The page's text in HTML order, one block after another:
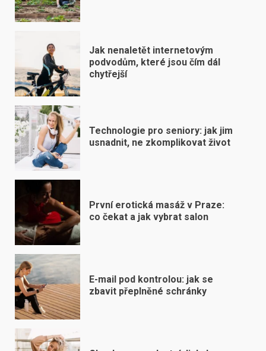
Jak nenaletět internetovým
podvodům, které jsou čím dál
chytřejší
Technologie pro seniory: jak jim
usnadnit, ne zkomplikovat život
První erotická masáž v Praze:
co čekat a jak vybrat salon
E-mail pod kontrolou: jak se
zbavit přeplněné schránky